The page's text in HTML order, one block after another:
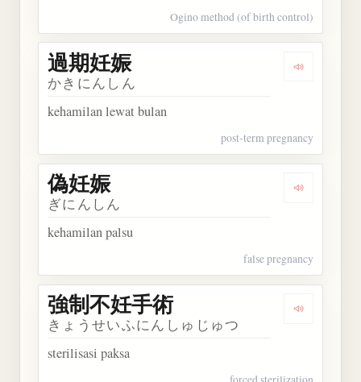
Ogino method (of birth control)
Dengarkan
過期妊娠
かきにんしん
kehamilan lewat bulan
post-term pregnancy
Dengarkan
偽妊娠
ぎにんしん
kehamilan palsu
false pregnancy
Dengarkan
強制不妊手術
きょうせいふにんしゅじゅつ
sterilisasi paksa